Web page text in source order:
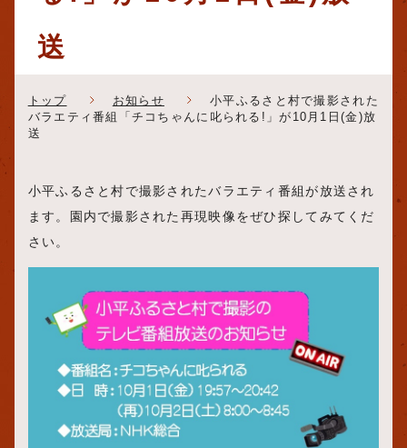
送
トップ お知らせ
小平ふるさと村で撮影された
バラエティ番組「チコちゃんに叱られる!」が10月1日(金)放
送
小平ふるさと村で撮影されたバラエティ番組が放送され
ます。園内で撮影された再現映像をぜひ探してみてくだ
さい。